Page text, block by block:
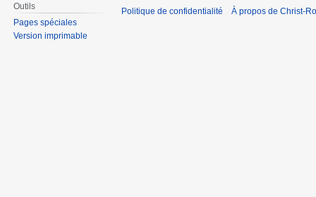
Outils
Pages spéciales
Version imprimable
Politique de confidentialité À propos de Christ-